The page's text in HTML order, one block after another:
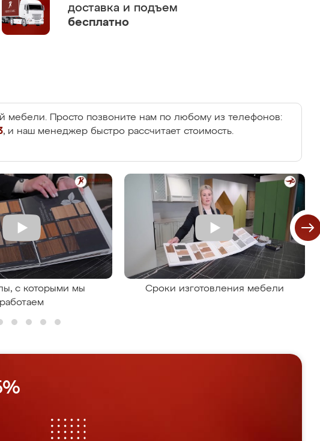
доставка и подъем
бесплатно
мебели. Просто позвоните нам по любому из телефонов:
, и наш менеджер быстро рассчитает стоимость.
с которыми мы
работаем
Сроки изготовления мебели